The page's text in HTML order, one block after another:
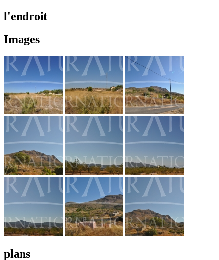
l'endroit
Images
plans